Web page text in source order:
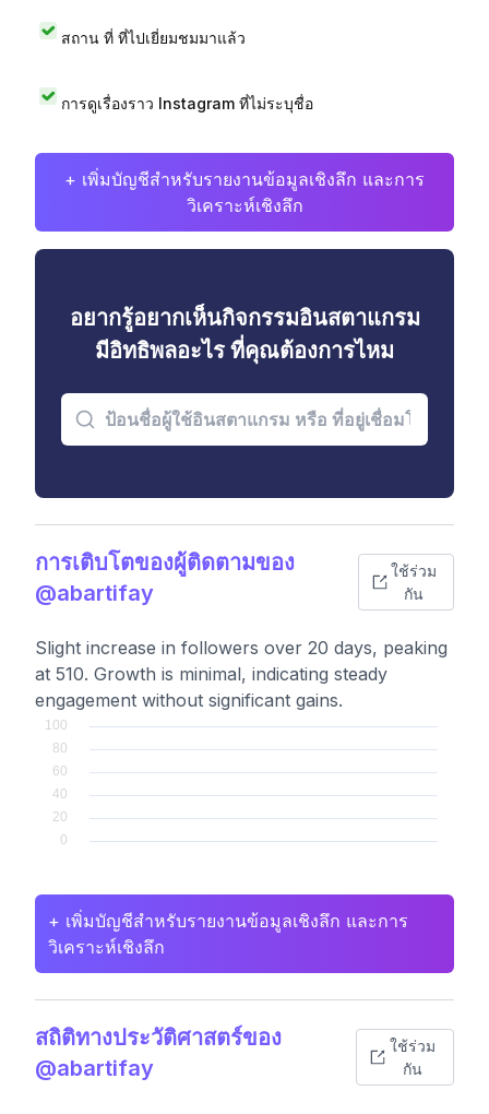
สถาน ที่ ที่ไปเยี่ยมชมมาแล้ว
การดูเรื่องราว Instagram ที่ไม่ระบุชื่อ
+ เพิ่มบัญชีสำหรับรายงานข้อมูลเชิงลึก และการ
วิเคราะห์เชิงลึก
อยากรู้อยากเห็นกิจกรรมอินสตาแกรม
มีอิทธิพลอะไร ที่คุณต้องการไหม
การเติบโตของผู้ติดตามของ
@abartifay
ใช้ร่วม
กัน
Slight increase in followers over 20 days, peaking
at 510. Growth is minimal, indicating steady
engagement without significant gains.
+ เพิ่มบัญชีสำหรับรายงานข้อมูลเชิงลึก และการ
วิเคราะห์เชิงลึก
สถิติทางประวัติศาสตร์ของ
@abartifay
ใช้ร่วม
กัน